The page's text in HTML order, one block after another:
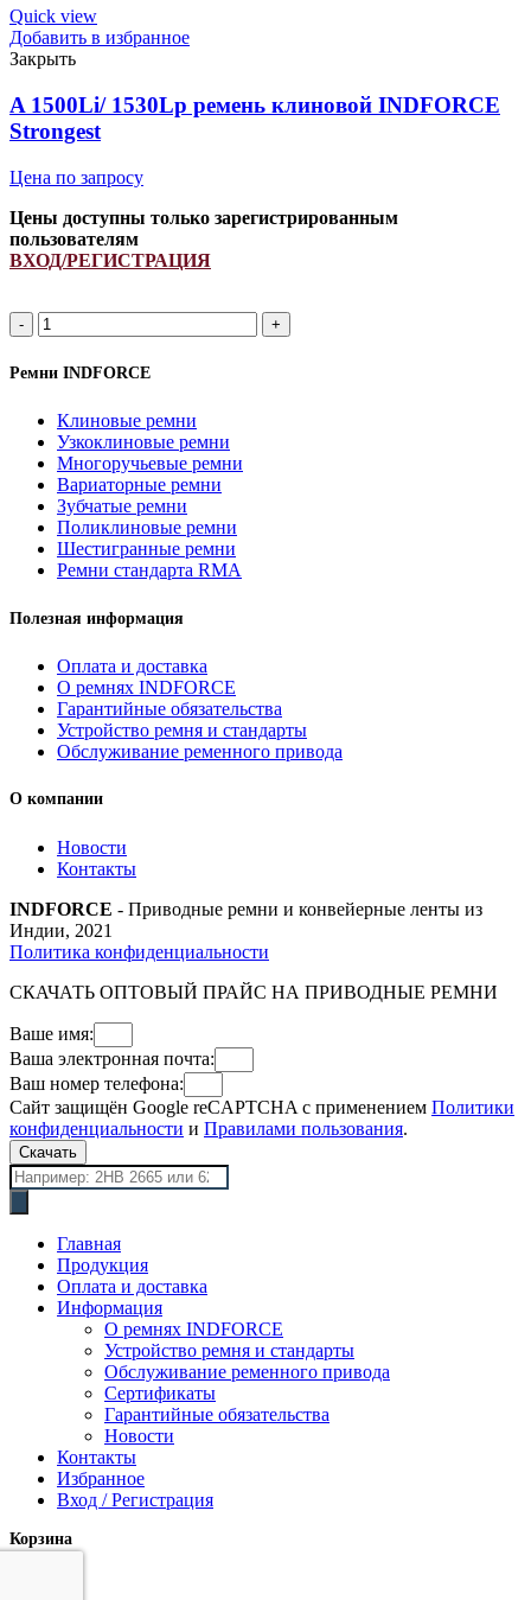
ремень
клиновой
INDFORCE
Strongest
quantity
Quick view
Добавить в избранное
Закрыть
A 1500Li/ 1530Lp ремень клиновой INDFORCE
Strongest
Цена по запросу
Цены доступны только зарегистрированным
пользователям
ВХОД/РЕГИСТРАЦИЯ
A
1500Li/
1530Lp
ремень
INDFORCE
Strongest
quantity
Ремни INDFORCE
Клиновые ремни
Узкоклиновые ремни
Многоручьевые ремни
Вариаторные ремни
Зубчатые ремни
Поликлиновые ремни
Шестигранные ремни
Ремни стандарта RMA
Полезная информация
Оплата и доставка
О ремнях INDFORCE
Гарантийные обязательства
Устройство ремня и стандарты
Обслуживание ременного привода
О компании
Новости
Контакты
INDFORCE - Приводные ремни и конвейерные ленты из
Индии, 2021
Политика конфиденциальности
СКАЧАТЬ ОПТОВЫЙ ПРАЙС НА ПРИВОДНЫЕ РЕМНИ
Ваше имя:
Ваша электронная почта:
Ваш номер телефона:
Сайт защищён Google reCAPTCHA с применением Политики
конфиденциальности и Правилами пользования.
Скачать
Поиск
товаров
Главная
Продукция
Оплата и доставка
Информация
О ремнях INDFORCE
Устройство ремня и стандарты
Обслуживание ременного привода
Сертификаты
Гарантийные обязательства
Новости
Контакты
Избранное
Вход / Регистрация
Корзина